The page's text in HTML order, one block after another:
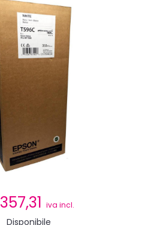
357,31 iva incl.
Disponibile